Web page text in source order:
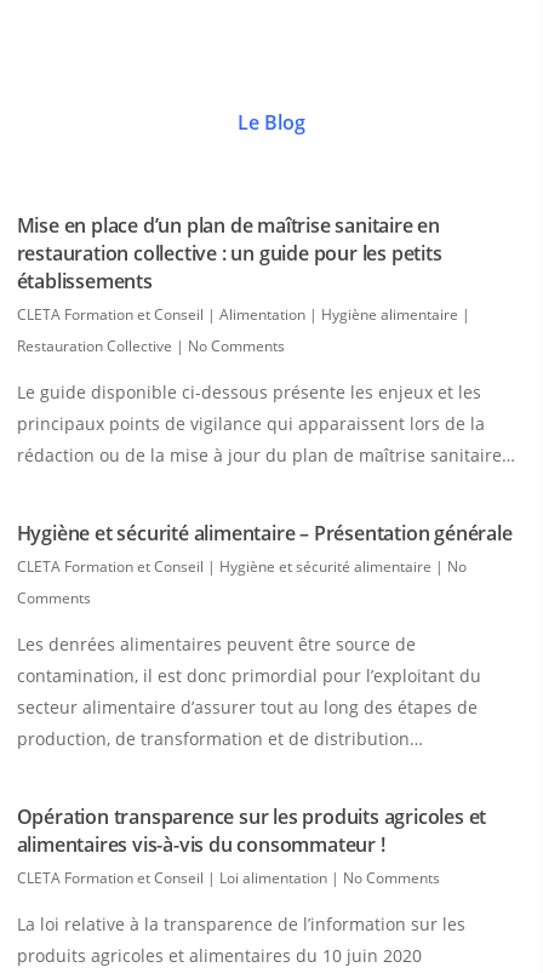
Le Blog
Mise en place d’un plan de maîtrise sanitaire en
restauration collective : un guide pour les petits
établissements
CLETA Formation et Conseil | Alimentation | Hygiène alimentaire |
Restauration Collective | No Comments
Le guide disponible ci-dessous présente les enjeux et les
principaux points de vigilance qui apparaissent lors de la
rédaction ou de la mise à jour du plan de maîtrise sanitaire…
Hygiène et sécurité alimentaire – Présentation générale
CLETA Formation et Conseil | Hygiène et sécurité alimentaire | No
Comments
Les denrées alimentaires peuvent être source de
contamination, il est donc primordial pour l’exploitant du
secteur alimentaire d’assurer tout au long des étapes de
production, de transformation et de distribution…
Opération transparence sur les produits agricoles et
alimentaires vis-à-vis du consommateur !
CLETA Formation et Conseil | Loi alimentation | No Comments
La loi relative à la transparence de l’information sur les
produits agricoles et alimentaires du 10 juin 2020